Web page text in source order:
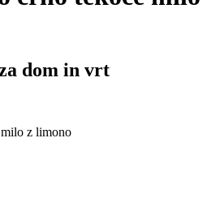
dom in vrt
z limono